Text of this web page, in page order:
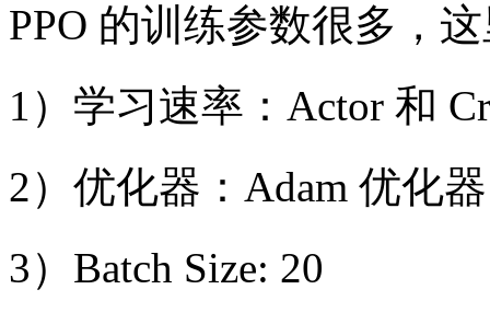
PPO 的训练参数很多，
1）学习速率：Actor 和
2）优化器：Adam 优化器
3）Batch Size: 20